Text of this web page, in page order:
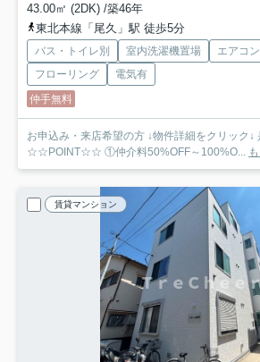
43.00㎡ (2DK) /築46年
東北本線「尾久」駅 徒歩5分
バス・トイレ別 室内洗濯機置場 エアコン
フローリング
電気有
仲手無料
お申込み・来店希望の方 ↓物件詳細をクリック↓
☆☆POINT☆☆ ①仲介料50%OFF～100%O...
賃貸マンション